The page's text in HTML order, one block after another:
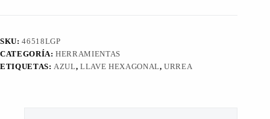
SKU:46518LGP
CATEGORÍA:HERRAMIENTAS
ETIQUETAS: AZUL,LLAVE HEXAGONAL,URREA